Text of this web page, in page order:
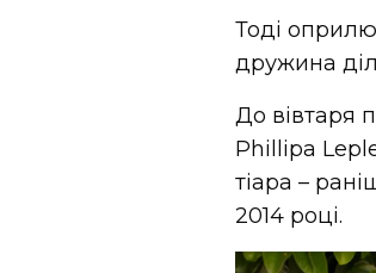
Тоді
дружина
До вівтаря
Phillipa
тіара –
2014 році.